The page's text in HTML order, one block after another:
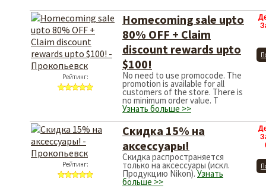
Рейтинг:
Homecoming sale upto
80% OFF + Claim
discount rewards upto
$100!
No need to use promocode. The
promotion is available for all
customers of the store. There is
no minimum order value. T
Узнать больше >>
Рейтинг:
Скидка 15% на
аксессуары!
Скидка распространяется
только на аксессуары (искл.
Продукцию Nikon).Узнать
больше >>